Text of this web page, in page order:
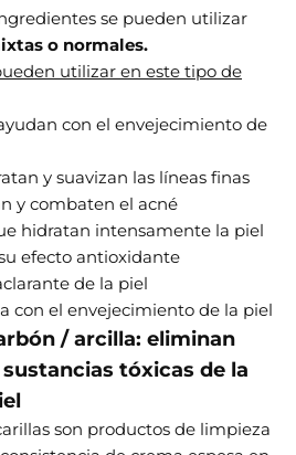
se pueden utilizar
o normales.
utilizar en este tipo de
con el envejecimiento de
y suavizan las líneas finas
y combaten el acné
hidratan intensamente la piel
efecto antioxidante
de la piel
con el envejecimiento de la piel
/ arcilla: eliminan
tóxicas de la
son productos de limpieza